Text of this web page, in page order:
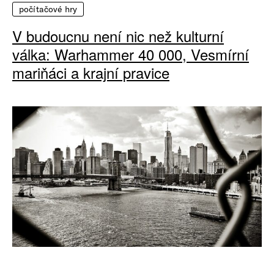
počítačové hry
V budoucnu není nic než kulturní
válka: Warhammer 40 000, Vesmírní
mariňáci a krajní pravice